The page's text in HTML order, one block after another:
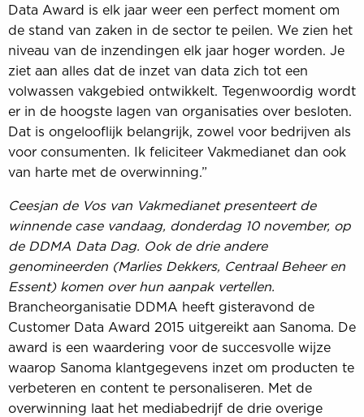
Data Award is elk jaar weer een perfect moment om
de stand van zaken in de sector te peilen. We zien het
niveau van de inzendingen elk jaar hoger worden. Je
ziet aan alles dat de inzet van data zich tot een
volwassen vakgebied ontwikkelt. Tegenwoordig wordt
er in de hoogste lagen van organisaties over besloten.
Dat is ongelooflijk belangrijk, zowel voor bedrijven als
voor consumenten. Ik feliciteer Vakmedianet dan ook
van harte met de overwinning.”
Ceesjan de Vos van Vakmedianet presenteert de
winnende case vandaag, donderdag 10 november, op
de DDMA Data Dag. Ook de drie andere
genomineerden (Marlies Dekkers, Centraal Beheer en
Essent) komen over hun aanpak vertellen.
Brancheorganisatie DDMA heeft gisteravond de
Customer Data Award 2015 uitgereikt aan Sanoma. De
award is een waardering voor de succesvolle wijze
waarop Sanoma klantgegevens inzet om producten te
verbeteren en content te personaliseren. Met de
overwinning laat het mediabedrijf de drie overige